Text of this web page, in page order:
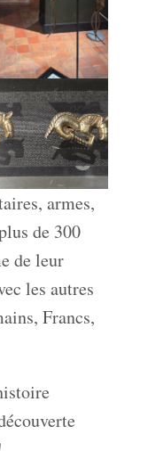
armes,
de 300
de leur
les autres
Francs,